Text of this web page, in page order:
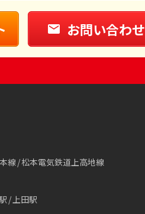
お問い合わせ
線 松本電気鉄道上高地線
上田駅